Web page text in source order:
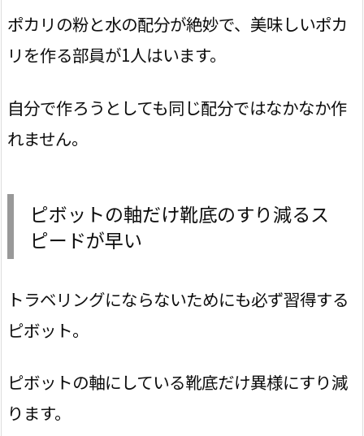
ポカリの粉と水の配分が絶妙で、美味しいポカ
リを作る部員が1人はいます。
自分で作ろうとしても同じ配分ではなかなか作
れません。
ピボットの軸だけ靴底のすり減るス
ピードが早い
トラベリングにならないためにも必ず習得する
ピボット。
ピボットの軸にしている靴底だけ異様にすり減
ります。